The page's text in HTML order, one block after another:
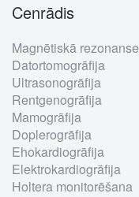
Footer
menu
Cenrādis
Magnētiskā rezonanse
Datortomogrāfija
Ultrasonogrāfija
Rentgenogrāfija
Mamogrāfija
Doplerogrāfija
Ehokardiogrāfija
Elektrokardiogrāfija
Holtera monitorēšana